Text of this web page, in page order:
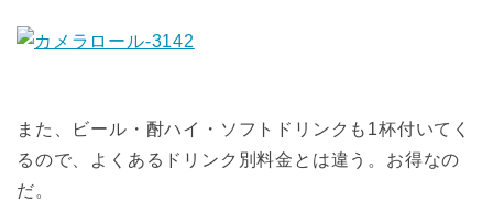
また、ビール・酎ハイ・ソフトドリンクも1杯付いてく
るので、よくあるドリンク別料金とは違う。お得なの
だ。